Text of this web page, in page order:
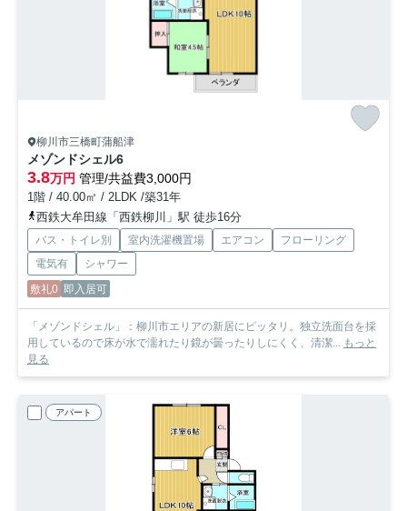
柳川市三橋町蒲船津
メゾンドシェル6
3.8万円 管理/共益費3,000円
1階 / 40.00㎡ / 2LDK /築31年
西鉄大牟田線「西鉄柳川」駅 徒歩16分
バス・トイレ別 室内洗濯機置場 エアコン
フローリング
電気有
シャワー
敷礼0 即入居可
「メゾンドシェル」：柳川市エリアの新居にピッタリ。独立洗面台を採
用しているので床が水で濡れたり鏡が曇ったりしにくく、清潔...
もっと
見る
アパート